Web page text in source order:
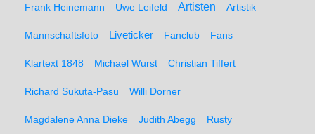
Frank Heinemann Uwe Leifeld Artisten Artistik
Mannschaftsfoto Liveticker Fanclub Fans
Klartext 1848 Michael Wurst Christian Tiffert
Richard Sukuta-Pasu Willi Dorner
Magdalene Anna Dieke Judith Abegg Rusty